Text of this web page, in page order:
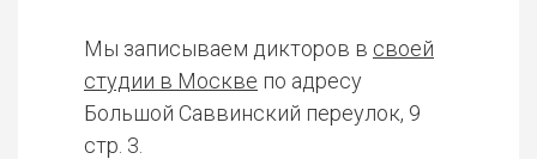
Мы записываем дикторов в своей
студии в Москве по адресу
Большой Саввинский переулок, 9
стр. 3.